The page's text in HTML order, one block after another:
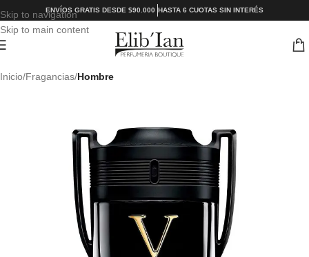
Skip to navigation
Skip to main content
ENVÍOS GRATIS DESDE $90.000 HASTA 6 CUOTAS SIN INTERÉS
Inicio Fragancias Hombre